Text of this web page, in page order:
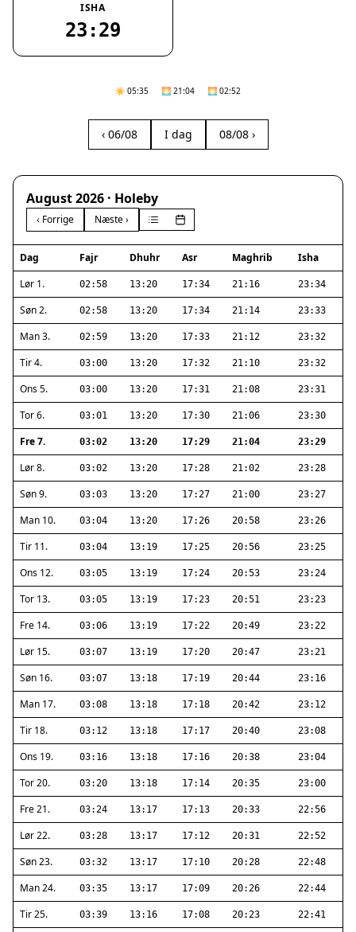
ISHA
23:29
☀️ 05:35 🌅 21:04 🌅 02:52
‹ 06/08 I dag 08/08 ›
August 2026 · Holeby
‹ Forrige Næste ›
Dag Fajr Dhuhr Asr Maghrib
Isha
Lør 1.
02:58 13:20 17:34 21:16 23:34
Søn 2. 02:58 13:20 17:34 21:14 23:33
Man 3. 02:59 13:20 17:33 21:12 23:32
Tir 4. 03:00 13:20 17:32 21:10 23:32
Ons 5. 03:00 13:20 17:31 21:08 23:31
Tor 6. 03:01 13:20 17:30 21:06 23:30
Fre 7. 03:02 13:20 17:29 21:04 23:29
Lør 8. 03:02 13:20 17:28 21:02 23:28
Søn 9. 03:03 13:20 17:27 21:00 23:27
Man 10. 03:04 13:20 17:26 20:58 23:26
Tir 11. 03:04 13:19 17:25 20:56 23:25
Ons 12. 03:05 13:19 17:24 20:53 23:24
Tor 13. 03:05 13:19 17:23 20:51 23:23
Fre 14. 03:06 13:19 17:22 20:49 23:22
Lør 15. 03:07 13:19 17:20 20:47 23:21
Søn 16. 03:07 13:18 17:19 20:44 23:16
Man 17. 03:08 13:18 17:18 20:42 23:12
Tir 18. 03:12 13:18 17:17 20:40 23:08
Ons 19. 03:16 13:18 17:16 20:38 23:04
Tor 20. 03:20 13:18 17:14 20:35 23:00
Fre 21. 03:24 13:17 17:13 20:33 22:56
Lør 22. 03:28 13:17 17:12 20:31 22:52
Søn 23. 03:32 13:17 17:10 20:28 22:48
Man 24. 03:35 13:17 17:09 20:26 22:44
Tir 25. 03:39 13:16 17:08 20:23 22:41